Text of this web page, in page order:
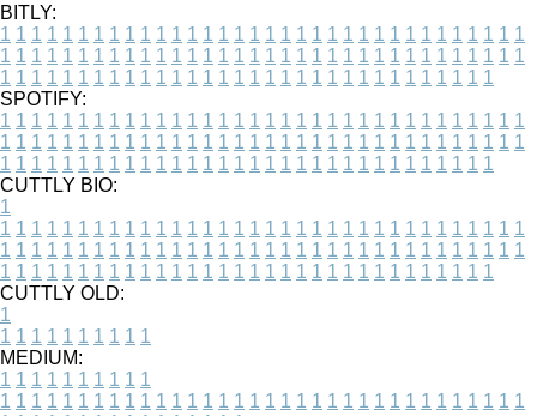
BITLY:
1 1 1 1 1 1 1 1 1 1 1 1 1 1 1 1 1 1 1 1 1 1 1 1 1 1 1 1 1 1 1 1 1 1
1 1 1 1 1 1 1 1 1 1 1 1 1 1 1 1 1 1 1 1 1 1 1 1 1 1 1 1 1 1 1 1 1 1
1 1 1 1 1 1 1 1 1 1 1 1 1 1 1 1 1 1 1 1 1 1 1 1 1 1 1 1 1 1 1 1
SPOTIFY:
1 1 1 1 1 1 1 1 1 1 1 1 1 1 1 1 1 1 1 1 1 1 1 1 1 1 1 1 1 1 1 1 1 1
1 1 1 1 1 1 1 1 1 1 1 1 1 1 1 1 1 1 1 1 1 1 1 1 1 1 1 1 1 1 1 1 1 1
1 1 1 1 1 1 1 1 1 1 1 1 1 1 1 1 1 1 1 1 1 1 1 1 1 1 1 1 1 1 1 1
CUTTLY BIO:
1
1 1 1 1 1 1 1 1 1 1 1 1 1 1 1 1 1 1 1 1 1 1 1 1 1 1 1 1 1 1 1 1 1 1
1 1 1 1 1 1 1 1 1 1 1 1 1 1 1 1 1 1 1 1 1 1 1 1 1 1 1 1 1 1 1 1 1 1
1 1 1 1 1 1 1 1 1 1 1 1 1 1 1 1 1 1 1 1 1 1 1 1 1 1 1 1 1 1 1 1
CUTTLY OLD:
1
1 1 1 1 1 1 1 1 1 1
MEDIUM:
1 1 1 1 1 1 1 1 1 1
1 1 1 1 1 1 1 1 1 1 1 1 1 1 1 1 1 1 1 1 1 1 1 1 1 1 1 1 1 1 1 1 1 1